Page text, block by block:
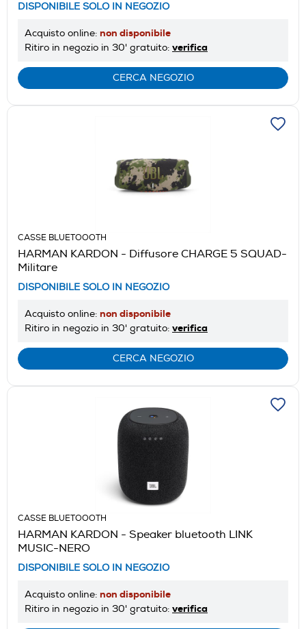
DISPONIBILE SOLO IN NEGOZIO
Acquisto online: non disponibile
Ritiro in negozio in 30' gratuito: verifica
CERCA NEGOZIO
CASSE BLUETOOOTH
HARMAN KARDON - Diffusore CHARGE 5 SQUAD-
Militare
DISPONIBILE SOLO IN NEGOZIO
Acquisto online: non disponibile
Ritiro in negozio in 30' gratuito: verifica
CERCA NEGOZIO
CASSE BLUETOOOTH
HARMAN KARDON - Speaker bluetooth LINK
MUSIC-NERO
DISPONIBILE SOLO IN NEGOZIO
Acquisto online: non disponibile
Ritiro in negozio in 30' gratuito: verifica